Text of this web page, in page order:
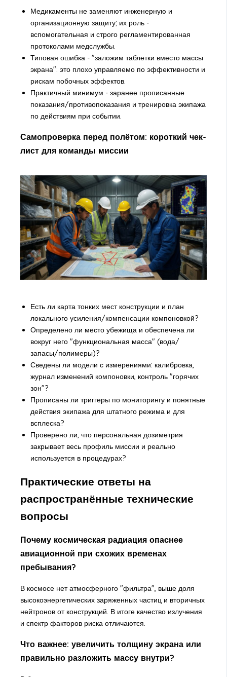
Медикаменты не заменяют инженерную и
организационную защиту; их роль -
вспомогательная и строго регламентированная
протоколами медслужбы.
Типовая ошибка - "заложим таблетки вместо массы
экрана": это плохо управляемо по эффективности и
рискам побочных эффектов.
Практичный минимум - заранее прописанные
показания/противопоказания и тренировка экипажа
по действиям при событии.
Самопроверка перед полётом: короткий чек-
лист для команды миссии
Есть ли карта тонких мест конструкции и план
локального усиления/компенсации компоновкой?
Определено ли место убежища и обеспечена ли
вокруг него "функциональная масса" (вода/
запасы/полимеры)?
Сведены ли модели с измерениями: калибровка,
журнал изменений компоновки, контроль "горячих
зон"?
Прописаны ли триггеры по мониторингу и понятные
действия экипажа для штатного режима и для
всплеска?
Проверено ли, что персональная дозиметрия
закрывает весь профиль миссии и реально
используется в процедурах?
Практические ответы на
распространённые технические
вопросы
Почему космическая радиация опаснее
авиационной при схожих временах
пребывания?
В космосе нет атмосферного "фильтра", выше доля
высокоэнергетических заряженных частиц и вторичных
нейтронов от конструкций. В итоге качество излучения
и спектр факторов риска отличаются.
Что важнее: увеличить толщину экрана или
правильно разложить массу внутри?